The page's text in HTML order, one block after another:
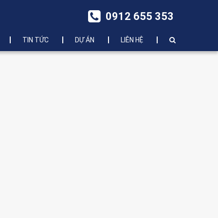
TIN TỨC DỰ ÁN LIÊN HỆ
0912 655 353